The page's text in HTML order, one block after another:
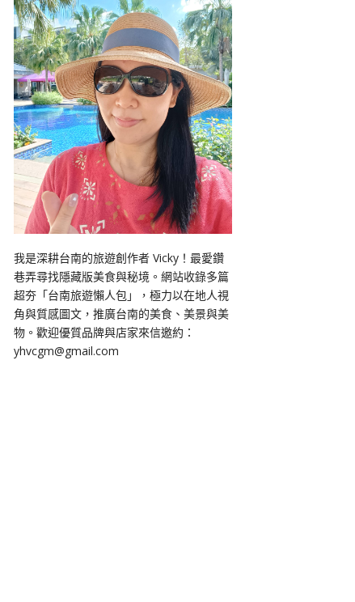
我是深耕台南的旅遊創作者 Vicky！最愛鑽
巷弄尋找隱藏版美食與秘境。網站收錄多篇
超夯「台南旅遊懶人包」，極力以在地人視
角與質感圖文，推廣台南的美食、美景與美
物。歡迎優質品牌與店家來信邀約：
yhvcgm@gmail.com